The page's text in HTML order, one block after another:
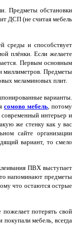
Предметы обстановки
ДСП (не считая мебель
среды и способствует
плёнки. Если желаете
Первым основным
миллиметров. Предметы
меламиновых плит.
варианты.
сомово мебель, потому
интерьер и
же стенку как у вас
сайте организации
вариант, то смело
ПВХ выступает
напоминают предметы
что остаются острые
потерять свой
мебель, всегда